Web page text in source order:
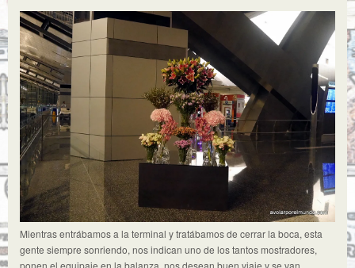
Mientras entrábamos a la terminal y tratábamos de cerrar la boca, esta
gente siempre sonriendo, nos indican uno de los tantos mostradores,
ponen el equipaje en la balanza, nos desean buen viaje y se van,